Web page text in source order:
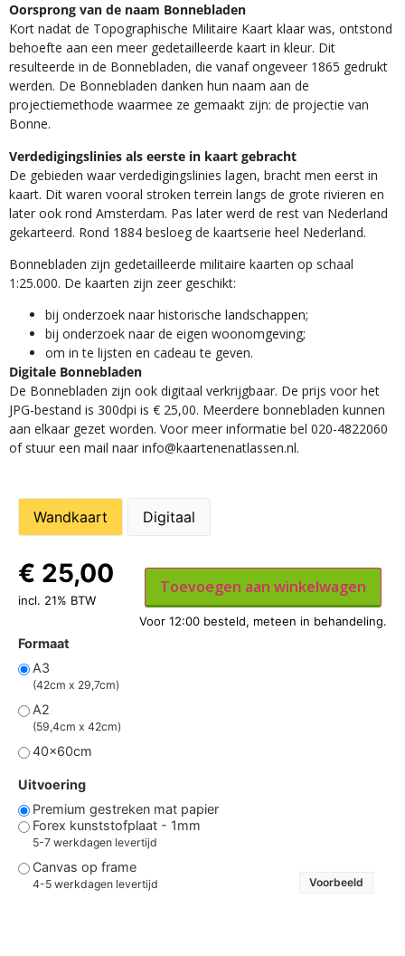
Oorsprong van de naam Bonnebladen
Kort nadat de Topographische Militaire Kaart klaar was, ontstond
behoefte aan een meer gedetailleerde kaart in kleur. Dit
resulteerde in de Bonnebladen, die vanaf ongeveer 1865 gedrukt
werden. De Bonnebladen danken hun naam aan de
projectiemethode waarmee ze gemaakt zijn: de projectie van
Bonne.
Verdedigingslinies als eerste in kaart gebracht
De gebieden waar verdedigingslinies lagen, bracht men eerst in
kaart. Dit waren vooral stroken terrein langs de grote rivieren en
later ook rond Amsterdam. Pas later werd de rest van Nederland
gekarteerd. Rond 1884 besloeg de kaartserie heel Nederland.
Bonnebladen zijn gedetailleerde militaire kaarten op schaal
1:25.000. De kaarten zijn zeer geschikt:​
​bij onderzoek naar historische landschappen;
bij onderzoek naar de eigen woonomgeving;
om in te lijsten en cadeau te geven.
Digitale Bonnebladen
De Bonnebladen zijn ook digitaal verkrijgbaar. De prijs voor het
JPG-bestand is 300dpi is € 25,00. Meerdere bonnebladen kunnen
aan elkaar gezet worden. Voor meer informatie bel 020-4822060
of stuur een mail naar info@kaartenenatlassen.nl.
Wandkaart Digitaal
Formaat
A3
(42cm x 29,7cm)
A2
(59,4cm x 42cm)
40x60cm
Uitvoering
Premium gestreken mat papier
Forex kunststofplaat - 1mm
5-7 werkdagen levertijd
Canvas op frame
4-5 werkdagen levertijd Voorbeeld
€ 25,00
incl. 21% BTW
Toevoegen aan winkelwagen